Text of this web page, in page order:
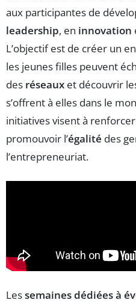
aux participantes de
leadership, en innovation
L’objectif est de créer un
les jeunes filles peuvent
des réseaux et découvrir
s’offrent à elles dans le
initiatives visent à
promouvoir l’égalité des
l’entrepreneuriat.
Lessemaines dédiées à